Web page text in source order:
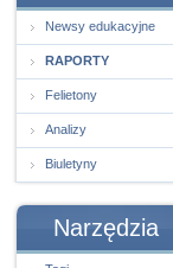
Newsy edukacyjne
RAPORTY
Felietony
Analizy
Biuletyny
Narzędzia